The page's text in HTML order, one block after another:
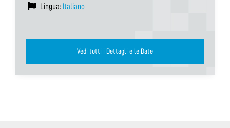
Lingua: Italiano
Vedi tutti i Dettagli e le Date